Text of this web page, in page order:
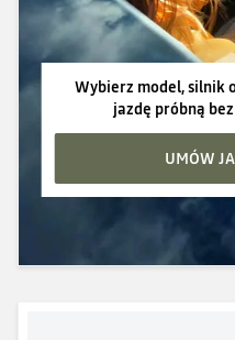
Wybierz model, silnik
jazdę próbną
UMÓW